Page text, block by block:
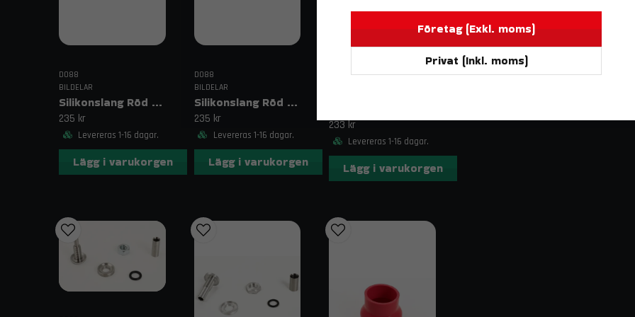
Audi A3 2.0 TSI/TFSI
Audi S3 2.0 TSI/TFSI
Leveransinnehåll
Komplett sats Kylarslangar Svart i silikon
Kontakt & fraktinformation
order@trendab.com
TSI slangkit
DO88
BILDELAR
Silikonslang Röd 2,75–3,125" (70–80mm)
235 kr
Levereras 1-16 dagar.
Lägg i varukorgen
DO88
BILDELAR
Silikonslang Röd 2,75–3" (70–76mm)
235 kr
Levereras 1-16 dagar.
Lägg i varukorgen
233 kr
Levereras 1-16 dagar.
Lägg i varukorgen
Företag (Exkl. moms)
Privat (Inkl. moms)